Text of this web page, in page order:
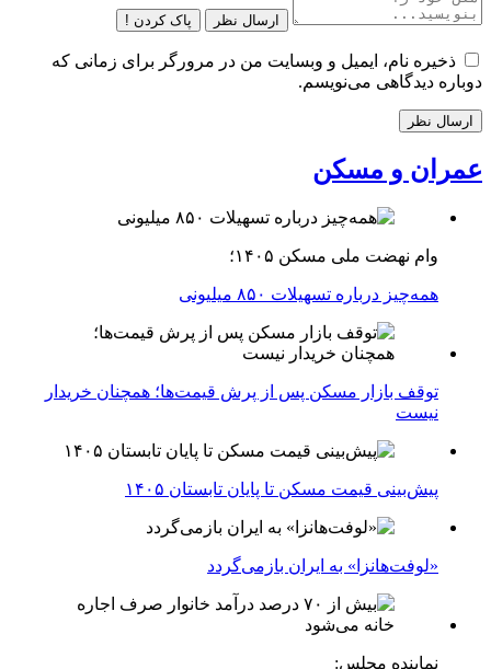
ارسال نظر پاک کردن !
ذخیره نام، ایمیل و وبسایت من در مرورگر برای زمانی که
دوباره دیدگاهی می‌نویسم.
عمران و مسکن
وام نهضت ملی مسکن ۱۴۰۵؛
همه‌چیز درباره تسهیلات ۸۵۰ میلیونی
توقف بازار مسکن پس از پرش قیمت‌ها؛ همچنان خریدار
نیست
پیش‌بینی قیمت مسکن تا پایان تابستان ۱۴۰۵
«لوفت‌هانزا» به ایران بازمی‌گردد
نماینده مجلس: